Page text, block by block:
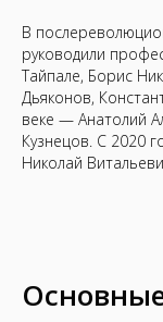
В
руководили
Тайпале, Борис
Дьяконов,
веке — Анатолий
Кузнецов. С 2020
Николай